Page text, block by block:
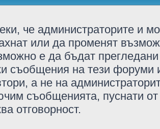
че администраторите и
или да променят
е да бъдат
съобщения на тези форуми
а не на
съобщенията, пуснати
отговорност.